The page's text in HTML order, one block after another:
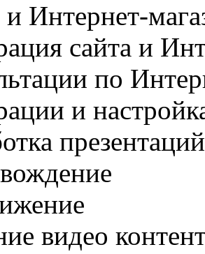
Интернет-
сайта и
по
и
презентаций
видео